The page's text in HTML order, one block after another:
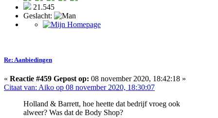
21.545
Geslacht:
Re: Aanbiedingen
« Reactie #459 Gepost op: 08 november 2020, 18:42:18 »
Citaat van: Aiko op 08 november 2020, 18:30:07
Holland & Barrett, hoe heette dat bedrijf vroeg ook
alweer? Was dat de Body Shop?